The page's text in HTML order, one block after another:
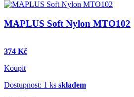
MAPLUS Soft Nylon MTO102
374 Kč
Koupit
Dostupnost: 1 ks skladem